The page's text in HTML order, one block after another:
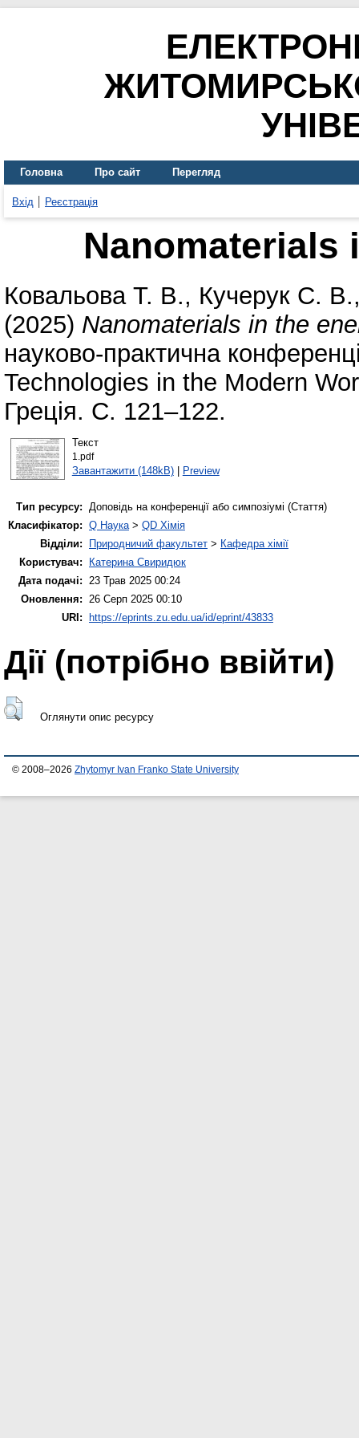
Головна Про сайт Перегляд
Вхід Реєстрація
Nanomaterials
Ковальова Т. В., Кучерук С. В.
(2025) Nanomaterials in the
науково-практична
Technologies in the Modern
Греція. С. 121–122.
Текст
1.pdf
Завантажити (148kB)| Preview
Тип ресурсу: Доповідь на конференції або симпозіумі (Стаття)
Класифікатор: Q Наука> QD Хімія
Відділи:
Природничий факультет > Кафедра хімії
Користувач:
Катерина Свиридюк
Дата подачі: 23 Трав 2025 00:24
Оновлення: 26 Серп 2025 00:10
URI:
https://eprints.zu.edu.ua/id/eprint/43833
Дії ​​(потрібно ввійти)
Оглянути опис ресурсу
© 2008–2026 Zhytomyr Ivan Franko State University